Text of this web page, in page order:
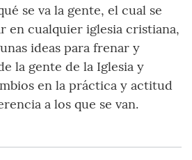
se va la gente, el cual se
en cualquier iglesia cristiana,
ideas para frenar y
la gente de la Iglesia y
en la práctica y actitud
a los que se van.